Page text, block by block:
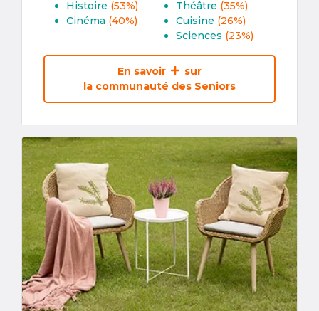
Histoire (53%)
Cinéma (40%)
Théâtre (35%)
Cuisine (26%)
Sciences (23%)
En savoir
sur
la communauté des Seniors